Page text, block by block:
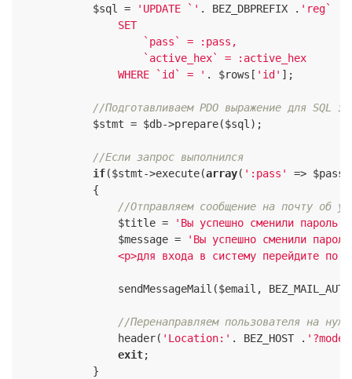
            $sql =
'UPDATE `' . BEZ_DBPREFIX . 'reg`
                SET
                    `pass` = :pass,
                    `active_hex` = :active_hex
                WHERE `id` = '
. $rows[ 'id' ];
//Подготавливаем PDO выражение для SQL
            $stmt = $db->prepare($sql);
//Если запрос выполнился
if($stmt->execute(array( ':pass'
=>
            {
//Отправляем сообщение на почту об
                $title =
'Вы успешно сменили
                $message =
'Вы успешно сменили
<p>для входа в систему перейдите по
sendMessageMail($email,
//Перенаправляем пользователя на
                header(
'Location:' . BEZ_HOST .
exit;
            }